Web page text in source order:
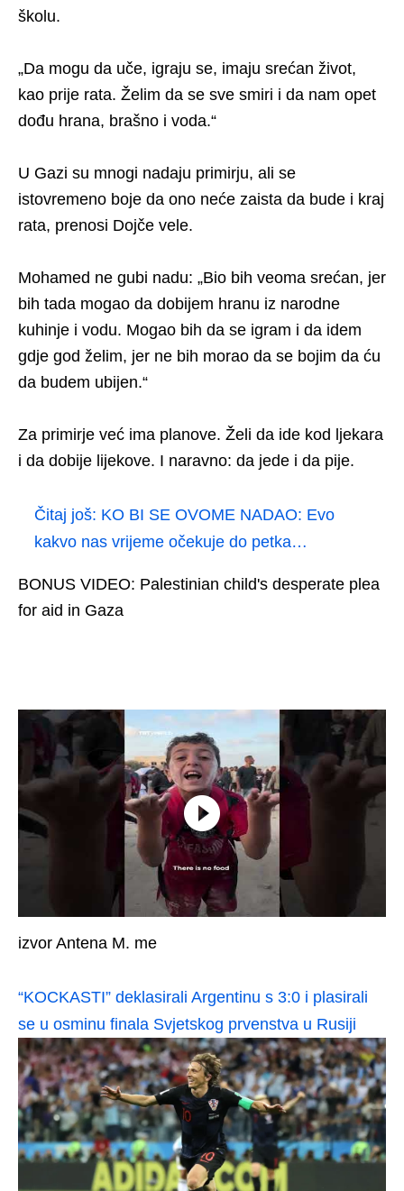
školu.
„Da mogu da uče, igraju se, imaju srećan život,
kao prije rata. Želim da se sve smiri i da nam opet
dođu hrana, brašno i voda.“
U Gazi su mnogi nadaju primirju, ali se
istovremeno boje da ono neće zaista da bude i kraj
rata, prenosi Dojče vele.
Mohamed ne gubi nadu: „Bio bih veoma srećan, jer
bih tada mogao da dobijem hranu iz narodne
kuhinje i vodu. Mogao bih da se igram i da idem
gdje god želim, jer ne bih morao da se bojim da ću
da budem ubijen.“
Za primirje već ima planove. Želi da ide kod ljekara
i da dobije lijekove. I naravno: da jede i da pije.
Čitaj još: KO BI SE OVOME NADAO: Evo
kakvo nas vrijeme očekuje do petka…
BONUS VIDEO: Palestinian child's desperate plea
for aid in Gaza
izvor Antena M. me
“KOCKASTI” deklasirali Argentinu s 3:0 i plasirali
se u osminu finala Svjetskog prvenstva u Rusiji